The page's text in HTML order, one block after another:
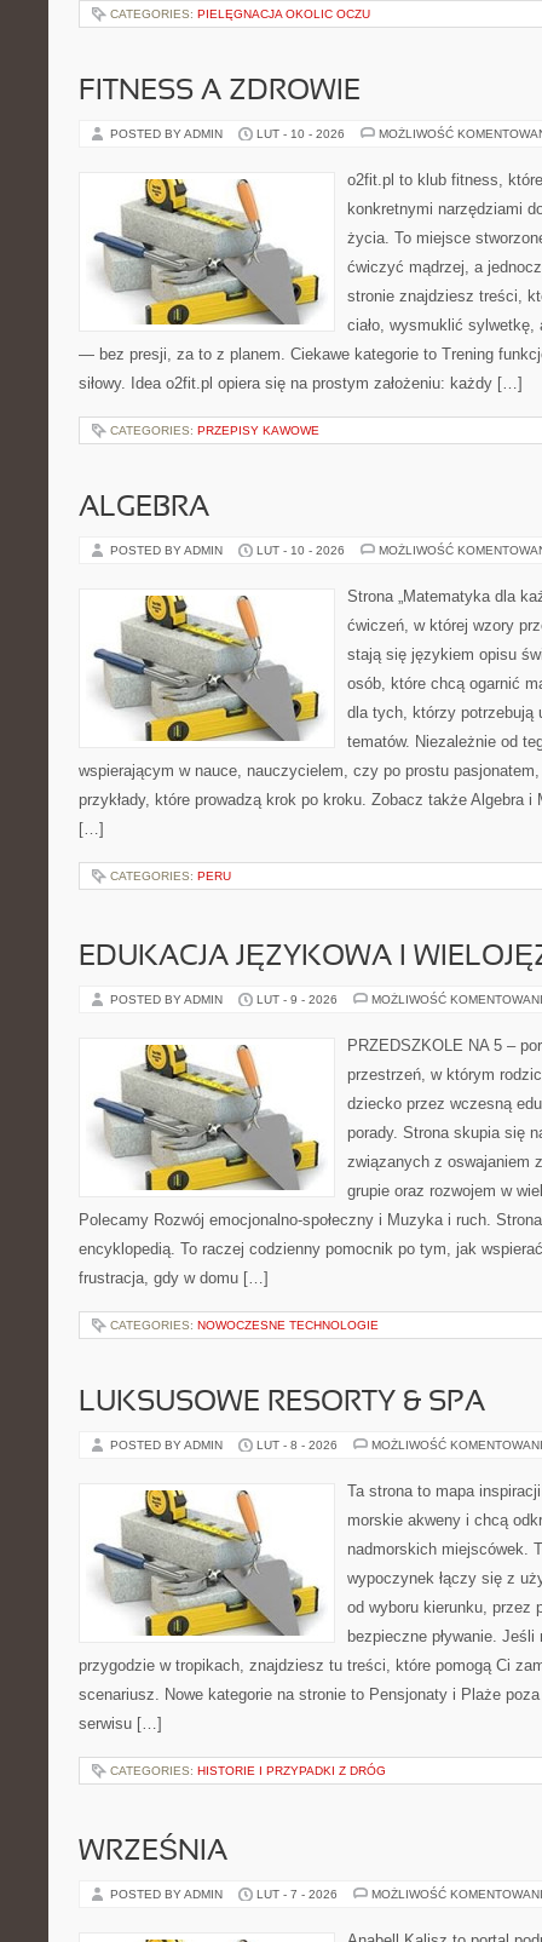
CATEGORIES: PIELĘGNACJA OKOLIC OCZU
FITNESS A ZDROWIE
POSTED BY ADMIN LUT - 10 - 2026 MOŻLIWOŚĆ
o2fit.pl to klub fitness,
konkretnymi narzędziami
życia. To miejsce
ćwiczyć mądrzej, a
stronie znajdziesz treści,
ciało, wysmuklić sylwetkę,
— bez presji, za to z planem. Ciekawe kategorie to Trening
siłowy. Idea o2fit.pl opiera się na prostym założeniu: każdy […]
CATEGORIES: PRZEPISY KAWOWE
ALGEBRA
POSTED BY ADMIN LUT - 10 - 2026 MOŻLIWOŚĆ
Strona „Matematyka dla
ćwiczeń, w której wzory
stają się językiem opisu
osób, które chcą ogarnić
dla tych, którzy potrzebują
tematów. Niezależnie od
wspierającym w nauce, nauczycielem, czy po prostu
przykłady, które prowadzą krok po kroku. Zobacz także Algebra i
[…]
CATEGORIES: PERU
EDUKACJA JĘZYKOWA I
POSTED BY ADMIN LUT - 9 - 2026 MOŻLIWOŚĆ
PRZEDSZKOLE NA 5 –
przestrzeń, w którym
dziecko przez wczesną
porady. Strona skupia się
związanych z oswajaniem
grupie oraz rozwojem w
Polecamy Rozwój emocjonalno-społeczny i Muzyka i ruch.
encyklopedią. To raczej codzienny pomocnik po tym, jak
frustracja, gdy w domu […]
CATEGORIES: NOWOCZESNE TECHNOLOGIE
LUKSUSOWE RESORTY & SPA
POSTED BY ADMIN LUT - 8 - 2026 MOŻLIWOŚĆ
Ta strona to mapa
morskie akweny i chcą
nadmorskich miejscówek.
wypoczynek łączy się z
od wyboru kierunku, przez
bezpieczne pływanie.
przygodzie w tropikach, znajdziesz tu treści, które pomogą Ci
scenariusz. Nowe kategorie na stronie to Pensjonaty i Plaże poza
serwisu […]
CATEGORIES: HISTORIE I PRZYPADKI Z DRÓG
WRZEŚNIA
POSTED BY ADMIN LUT - 7 - 2026 MOŻLIWOŚĆ